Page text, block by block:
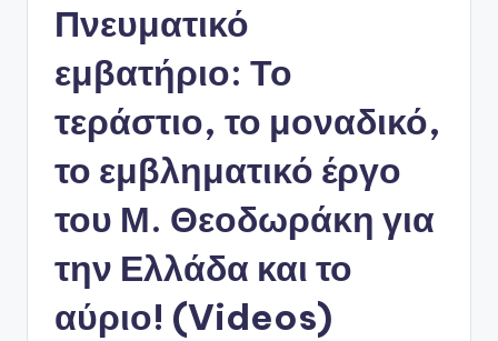
Πνευματικό
εμβατήριο: Το
τεράστιο, το μοναδικό,
το εμβληματικό έργο
του Μ. Θεοδωράκη για
την Ελλάδα και το
αύριο! (Videos)